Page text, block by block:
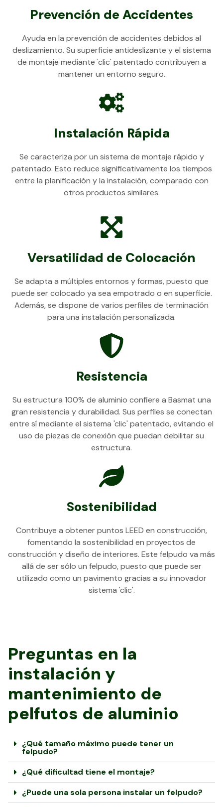
Prevención de Accidentes
Ayuda en la prevención de accidentes debidos al
deslizamiento. Su superficie antideslizante y el sistema
de montaje mediante 'clic' patentado contribuyen a
mantener un entorno seguro.
Instalación Rápida
Se caracteriza por un sistema de montaje rápido y
patentado. Esto reduce significativamente los tiempos
entre la planificación y la instalación, comparado con
otros productos similares.
Versatilidad de Colocación
Se adapta a múltiples entornos y formas, puesto que
puede ser colocado ya sea empotrado o en superficie.
Además, se dispone de varios perfiles de terminación
para una instalación personalizada.
Resistencia
Su estructura 100% de aluminio confiere a Basmat una
gran resistencia y durabilidad. Sus perfiles se conectan
entre sí mediante el sistema 'clic' patentado, evitando el
uso de piezas de conexión que puedan debilitar su
estructura.
Sostenibilidad
Contribuye a obtener puntos LEED en construcción,
fomentando la sostenibilidad en proyectos de
construcción y diseño de interiores. Este felpudo va más
allá de ser sólo un felpudo, puesto que puede ser
utilizado como un pavimento gracias a su innovador
sistema 'clic'.
Preguntas en la
instalación y
mantenimiento de
pelfutos de aluminio
¿Qué tamaño máximo puede tener un
felpudo?
¿Qué dificultad tiene el montaje?
¿Puede una sola persona instalar un felpudo?